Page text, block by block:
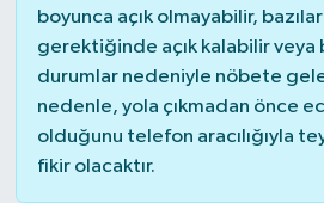
boyunca açık olmayabilir,
gerektiğinde açık kalabilir veya
durumlar nedeniyle nöbete
nedenle, yola çıkmadan önce
olduğunu telefon aracılığıyla
fikir olacaktır.